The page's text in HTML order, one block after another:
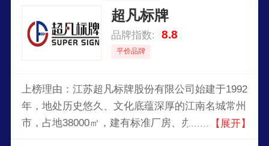
超凡标牌
品牌指数: 8.8
平价品牌
上榜理由：江苏超凡标牌股份有限公司始建于1992
年，地处历史悠久、文化底蕴深厚的江南名城常州
市，占地38000㎡，建有标准厂房、办公用房【展开】